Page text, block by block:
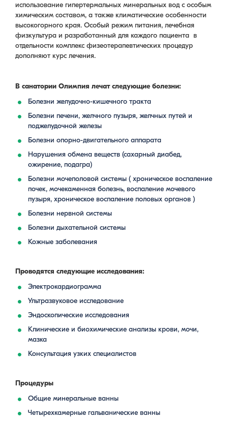
использование гипертермальных минеральных вод с особым
химическим составом, а также климатические особенности
высокогорного края. Особый режим питания, лечебная
физкультура и разработанный для каждого пациента в
отдельности комплекс физеотерапевтических процедур
дополняют курс лечения.
В санатории Олимпия лечат следующие болезни:
Болезни желудочно-кишечного тракта
Болезни печени, желчного пузыря, желчных путей и
поджелудочной железы
Болезни опорно-двигательного аппарата
Нарушения обмена веществ (сахарный диабед,
ожирение, подагра)
Болезни мочеполовой системы ( хроническое воспаление
почек, мочекаменная болезнь, воспаление мочевого
пузыря, хроническое воспаление половых органов )
Болезни нервной системы
Болезни дыхательной системы
Кожные заболевания
Проводятся следующие исследования:
Электрокардиограмма
Ультразвуковое исследование
Эндоскопические исследования
Клинические и биохимические анализы крови, мочи,
мазка
Консультация узких специалистов
Процедуры
Общие минеральные ванны
Четырехкамерные гальванические ванны